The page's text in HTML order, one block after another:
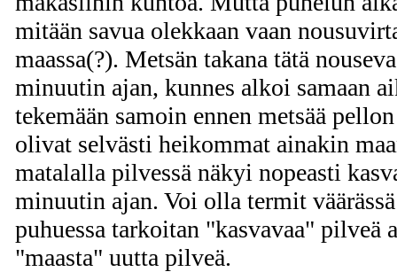
mitään savua olekkaan vaan
maassa(?). Metsän takana tätä
minuutin ajan, kunnes alkoi samaan
tekemään samoin ennen metsää
olivat selvästi heikommat ainakin
matalalla pilvessä näkyi nopeasti
minuutin ajan. Voi olla termit
puhuessa tarkoitan "kasvavaa" pilveä
"maasta" uutta pilveä.